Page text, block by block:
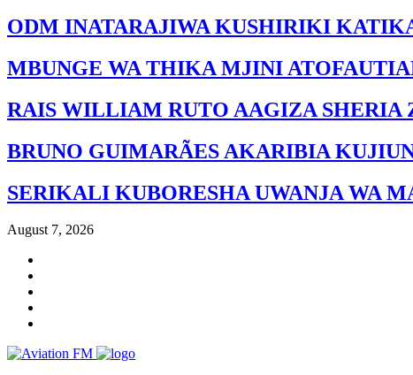
ODM INATARAJIWA KUSHIRIKI
MBUNGE WA THIKA MJINI
RAIS WILLIAM RUTO AAGIZA SHERIA
BRUNO GUIMARÃES AKARIBIA
SERIKALI KUBORESHA UWANJA WA
August 7, 2026